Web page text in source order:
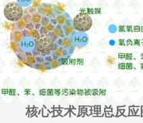
核心技术原理总反